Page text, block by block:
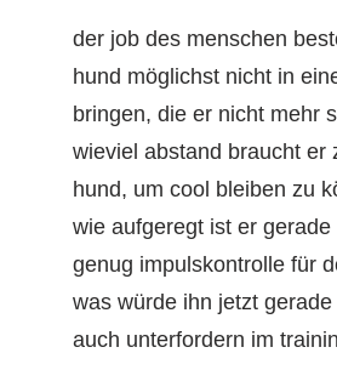
der job des menschen
hund möglichst nicht in
bringen, die er nicht mehr
wieviel abstand braucht er
hund, um cool bleiben zu
wie aufgeregt ist er
genug impulskontrolle für
was würde ihn jetzt
auch unterfordern im